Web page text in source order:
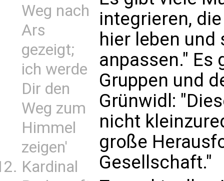
Weg nach
Ars
gezeigt;
ich werde
Dir den
Weg zum
Himmel
zeigen'
Kardinal
integrieren,
hier leben und
anpassen." Es
Gruppen und
Grünwidl:
nicht
große
Gesellschaft."